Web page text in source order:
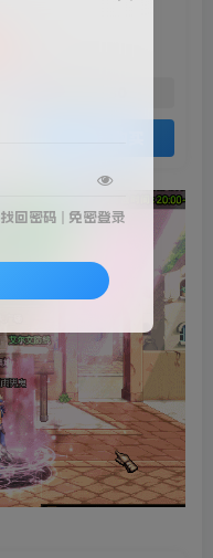
找回密码 免密登录